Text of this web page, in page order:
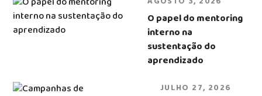
O papel do mentoring
interno na
sustentação do
aprendizado
JULHO 27, 2026